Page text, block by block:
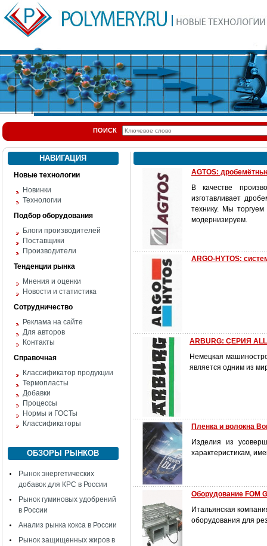
ПОИСК
НАВИГАЦИЯ
Новые технологии
Новинки
Технологии
Подбор оборудования
Блоги производителей
Поставщики
Производители
Тенденции рынка
Мнения и оценки
Новости и статистика
Сотрудничество
Реклама на сайте
Для авторов
Контакты
Справочная
Классификатор продукции
Термопласты
Добавки
Процессы
Нормы и ГОСТы
Классификаторы
ОБЗОРЫ РЫНКОВ
Рынок энергетических
добавок для КРС в России
Рынок гуминовых удобрений
в России
Анализ рынка кокса в России
Рынок защищенных жиров в
AGTOS:
В качестве
изготавливает
технику. Мы
модернизируем.
ARGO-HYTOS:
ARBURG: СЕРИЯ
Немецкая
является одним из
Пленка и волокна
Изделия из
характеристикам,
Оборудование FOM
Итальянская
оборудования для